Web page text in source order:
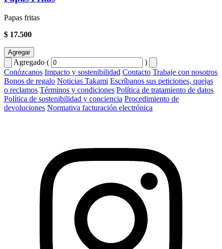
Papas fritas
$ 17.500
Agregar
Agregado (
)
Conózcanos Impacto y sostenibilidad Contacto Trabaje con nosotros
Bonos de regalo Noticias Takami Escríbanos sus peticiones, quejas
o reclamos Términos y condiciones Política de tratamiento de datos
Política de sostenibilidad y conciencia Procedimiento de
devoluciones Normativa facturación electrónica